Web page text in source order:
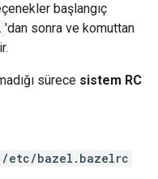
başlangıç
'dan sonra ve komuttan
sürece sistem RC
/etc/bazel.bazelrc